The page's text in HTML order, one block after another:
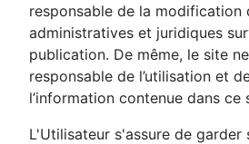
responsable de la modification
administratives et juridiques
publication. De même, le site
responsable de l’utilisation et
l’information contenue dans ce
L'Utilisateur s'assure de garder